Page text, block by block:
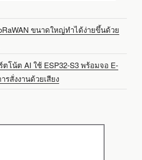
ขนาดใหญ่ทำได้ง่ายขึ้นด้วย
ตโน้ต AI ใช้ ESP32-S3 พร้อมจอ E-
รสั่งงานด้วยเสียง